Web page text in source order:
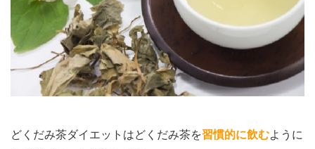
どくだみ茶ダイエットはどくだみ茶を習慣的に飲むように